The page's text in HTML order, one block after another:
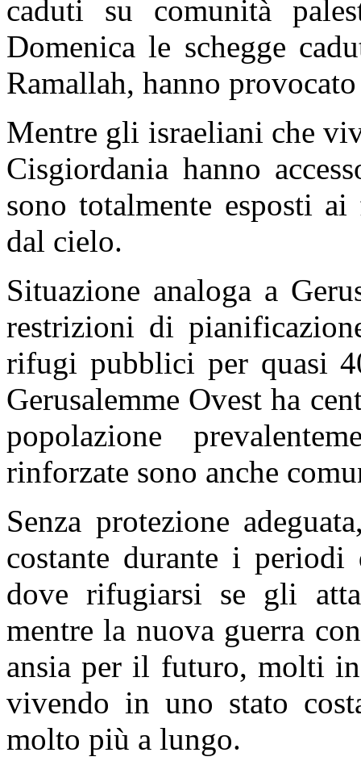
caduti su comunità
Domenica le schegge
Ramallah, hanno
Mentre gli israeliani che
Cisgiordania hanno
sono totalmente esposti
dal cielo.
Situazione analoga a
restrizioni di
rifugi pubblici per quasi
Gerusalemme Ovest ha
popolazione
rinforzate sono anche
Senza protezione
costante durante i
dove rifugiarsi se gli
mentre la nuova guerra
ansia per il futuro, molti
vivendo in uno stato
molto più a lungo.